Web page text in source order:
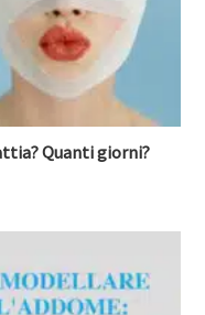
Quanti giorni?